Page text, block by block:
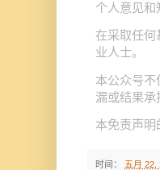
个人意见和
在采取任何
业人士。
本公众号不
漏或结果承
本免责声明
时间： 五月 22,